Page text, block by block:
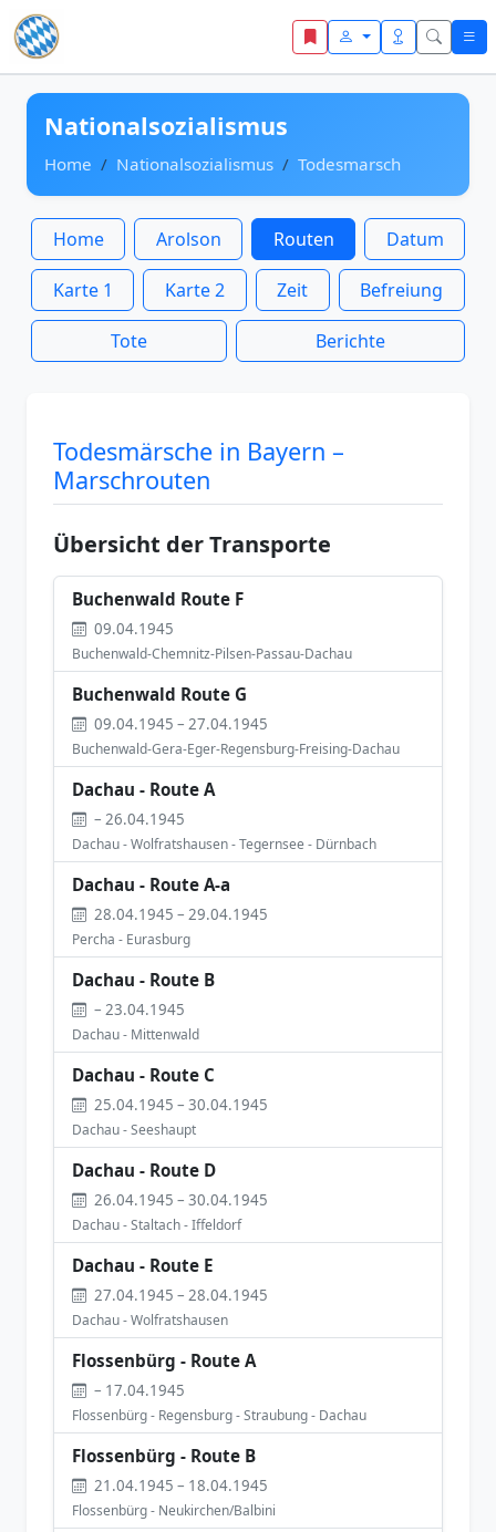
Zum Inhalt springen
Nationalsozialismus
Home Nationalsozialismus Todesmarsch
Home Arolson Routen Datum
Karte 1 Karte 2 Zeit Befreiung
Tote Berichte
Todesmärsche in Bayern –
Marschrouten
Übersicht der Transporte
Buchenwald Route F
09.04.1945
Buchenwald-Chemnitz-Pilsen-Passau-Dachau
Buchenwald Route G
09.04.1945 – 27.04.1945
Buchenwald-Gera-Eger-Regensburg-Freising-Dachau
Dachau - Route A
– 26.04.1945
Dachau - Wolfratshausen - Tegernsee - Dürnbach
Dachau - Route A-a
28.04.1945 – 29.04.1945
Percha - Eurasburg
Dachau - Route B
– 23.04.1945
Dachau - Mittenwald
Dachau - Route C
25.04.1945 – 30.04.1945
Dachau - Seeshaupt
Dachau - Route D
26.04.1945 – 30.04.1945
Dachau - Staltach - Iffeldorf
Dachau - Route E
27.04.1945 – 28.04.1945
Dachau - Wolfratshausen
Flossenbürg - Route A
– 17.04.1945
Flossenbürg - Regensburg - Straubung - Dachau
Flossenbürg - Route B
21.04.1945 – 18.04.1945
Flossenbürg - Neukirchen/Balbini